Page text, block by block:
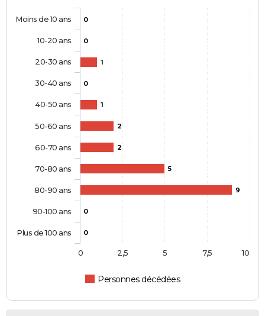
0
0
1
0
1
2
2
5
9
0
0
Personnes décédées
Moins de 10 ans
10-20 ans
20-30 ans
30-40 ans
40-50 ans
50-60 ans
60-70 ans
70-80 ans
80-90 ans
90-100 ans
Plus de 100 ans
0 10
2,5 5 7,5